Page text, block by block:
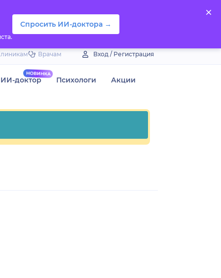
Спросить ИИ-доктора →
Врачам Вход / Регистрация
ИИ-доктор Психологи Акции